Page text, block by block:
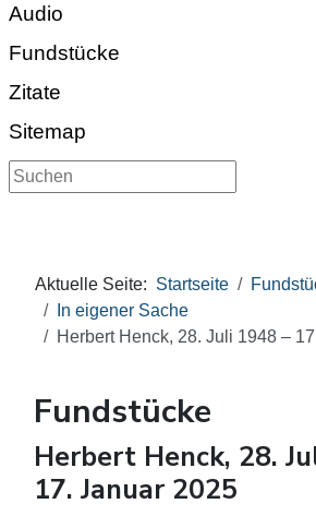
Audio
Fundstücke
Zitate
Sitemap
Suchen
Aktuelle Seite: Startseite
In eigener Sache
Herbert Henck, 28. Juli 1948 –
Fundstücke
Herbert Henck, 28.
17. Januar 2025